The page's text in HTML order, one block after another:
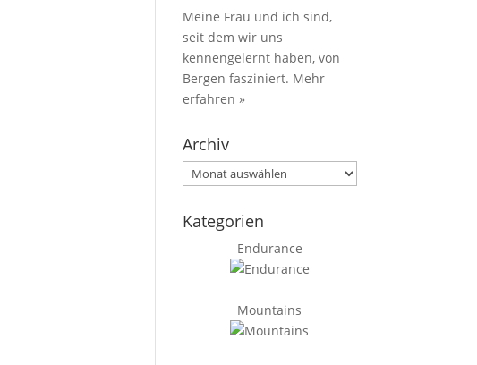
Meine Frau und ich sind,
seit dem wir uns
kennengelernt haben, von
Bergen fasziniert. Mehr
erfahren »
Archiv
Archiv
Kategorien
Endurance
Mountains